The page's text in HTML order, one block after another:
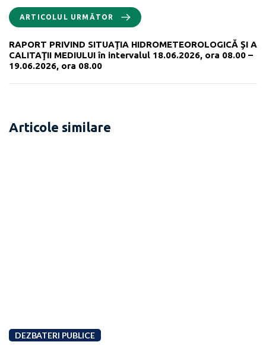
ARTICOLUL URMĂTOR
RAPORT PRIVIND SITUAŢIA HIDROMETEOROLOGICĂ ŞI A
CALITAŢII MEDIULUI în intervalul 18.06.2026, ora 08.00 –
19.06.2026, ora 08.00
Articole similare
DEZBATERI PUBLICE